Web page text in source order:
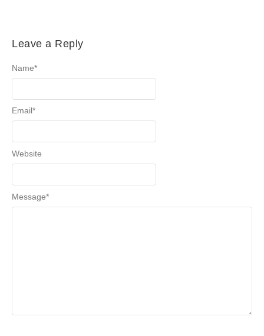
Leave a Reply
Message*
Name*
Email*
Website